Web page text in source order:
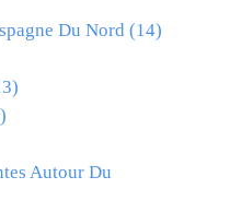
Du Nord (14)
Autour Du